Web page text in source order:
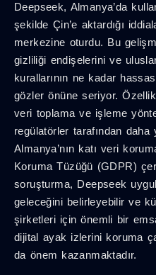
Deepseek, Almanya’da
şekilde Çin’e aktardığı
merkezine oturdu. Bu
gizliliği endişelerini ve
kurallarının ne kadar
gözler önüne seriyor.
veri toplama ve işleme
regülatörler tarafından daha
Almanya’nın katı veri
Koruma Tüzüğü (GDPR)
soruşturma, Deepseek
geleceğini belirleyebilir ve
şirketleri için önemli bir
dijital ayak izlerini koruma
da önem kazanmaktadır.